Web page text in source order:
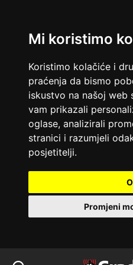
Mi koristimo
Koristimo kolačiće i
praćenja da bismo
iskustvo na našoj web
vam prikazali
oglase, analizirali
stranici i razumjeli
posjetitelji.
Promjeni